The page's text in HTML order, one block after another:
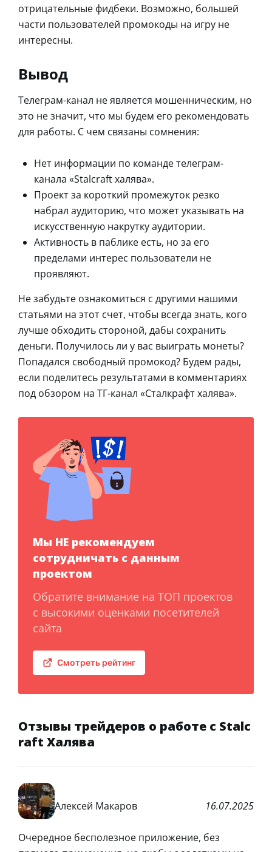
отрицательные фидбеки. Возможно, большей
части пользователей промокоды на игру не
интересны.
Вывод
Телеграм-канал не является мошенническим, но
это не значит, что мы будем его рекомендовать
для работы. С чем связаны сомнения:
Нет информации по команде телеграм-
канала «Stalcraft халява».
Проект за короткий промежуток резко
набрал аудиторию, что может указывать на
искусственную накрутку аудитории.
Активность в паблике есть, но за его
пределами интерес пользователи не
проявляют.
Не забудьте ознакомиться с другими нашими
статьями на этот счет, чтобы всегда знать, кого
лучше обходить стороной, дабы сохранить
деньги. Получилось ли у вас выиграть монеты?
Попадался свободный промокод? Будем рады,
если поделитесь результатами в комментариях
под обзором на ТГ-канал «Сталкрафт халява».
Мы НЕ рекомендуем
сотрудничать с данным
проектом
Обратите внимание на ТОП проектов
с высокими оценками посетителей
сайта
Смотреть рейтинг
Отзывы трейдеров о работе с Stalc
raft Халява
Алексей Макаров 16.07.2025
Очередное бесполезное приложение, без